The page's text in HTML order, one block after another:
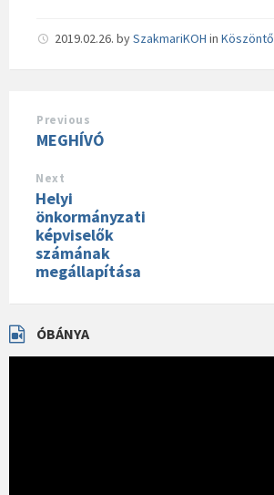
2019.02.26. bySzakmariKOH in Köszöntő
Previous
MEGHÍVÓ
Next
Helyi
önkormányzati
képviselők
számának
megállapítása
ÓBÁNYA